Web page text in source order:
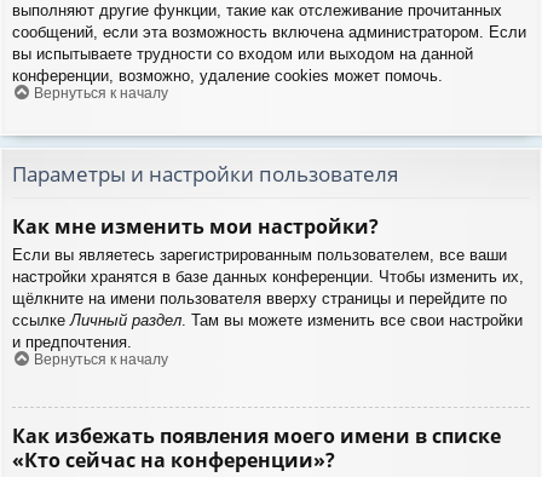
выполняют другие функции, такие как отслеживание прочитанных
сообщений, если эта возможность включена администратором. Если
вы испытываете трудности со входом или выходом на данной
конференции, возможно, удаление cookies может помочь.
Вернуться к началу
Параметры и настройки пользователя
Как мне изменить мои настройки?
Если вы являетесь зарегистрированным пользователем, все ваши
настройки хранятся в базе данных конференции. Чтобы изменить их,
щёлкните на имени пользователя вверху страницы и перейдите по
ссылкеЛичный раздел. Там вы можете изменить все свои настройки
и предпочтения.
Вернуться к началу
Как избежать появления моего имени в списке
«Кто сейчас на конференции»?